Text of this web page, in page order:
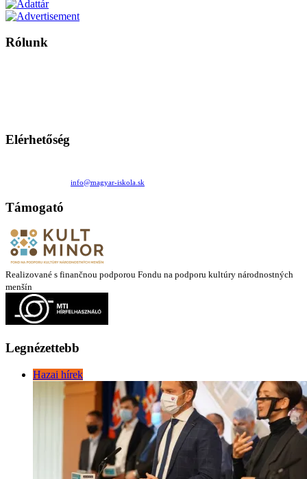
Rólunk
Elérhetőség
info@magyar-iskola.sk
Támogató
Realizované s finančnou podporou Fondu na podporu kultúry národnostných
menšín
Legnézettebb
Hazai hírek